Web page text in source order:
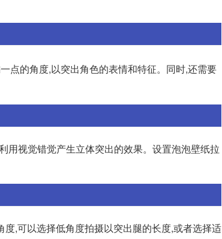
点的角度,以突出角色的表情和特征。同时,还需要
用视觉错觉产生立体突出的效果。设置泡泡壁纸拉
,可以选择低角度拍摄以突出腿的长度,或者选择适